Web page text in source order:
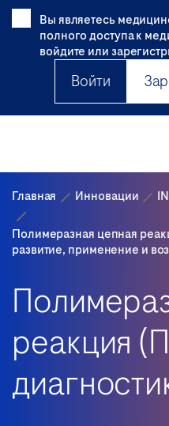
Вы являетесь
полного доступа к
войдите или
Войти
Главная Инновации
Полимеразная цепная
развитие, применение и
реакция